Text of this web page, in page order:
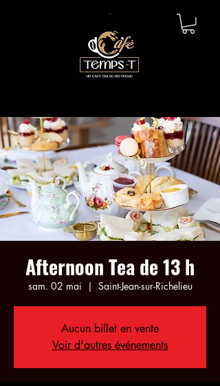
Afternoon Tea de 13 h
sam. 02 mai
  |
Saint-Jean-sur-Richelieu
Aucun billet en vente
Voir d'autres événements